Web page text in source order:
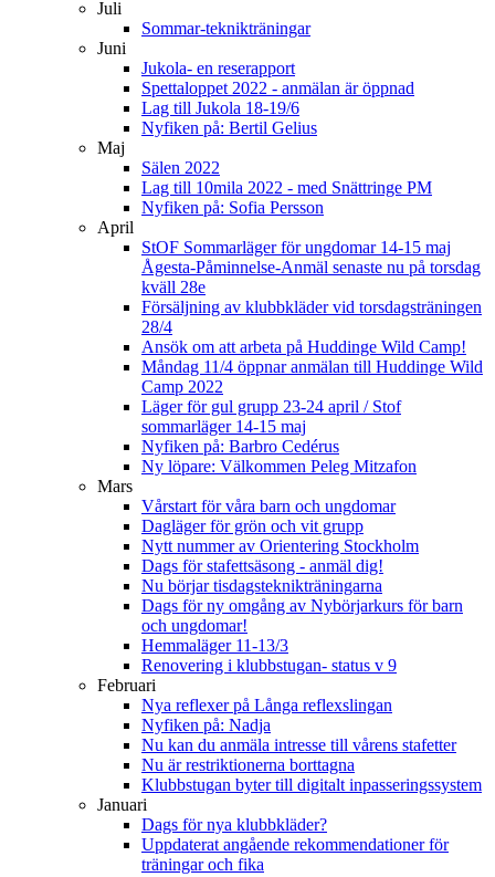
Juli
Sommar-teknikträningar
Juni
Jukola- en reserapport
Spettaloppet 2022 - anmälan är öppnad
Lag till Jukola 18-19/6
Nyfiken på: Bertil Gelius
Maj
Sälen 2022
Lag till 10mila 2022 - med Snättringe PM
Nyfiken på: Sofia Persson
April
StOF Sommarläger för ungdomar 14-15 maj
Ågesta-Påminnelse-Anmäl senaste nu på torsdag
kväll 28e
Försäljning av klubbkläder vid torsdagsträningen
28/4
Ansök om att arbeta på Huddinge Wild Camp!
Måndag 11/4 öppnar anmälan till Huddinge Wild
Camp 2022
Läger för gul grupp 23-24 april / Stof
sommarläger 14-15 maj
Nyfiken på: Barbro Cedérus
Ny löpare: Välkommen Peleg Mitzafon
Mars
Vårstart för våra barn och ungdomar
Dagläger för grön och vit grupp
Nytt nummer av Orientering Stockholm
Dags för stafettsäsong - anmäl dig!
Nu börjar tisdagsteknikträningarna
Dags för ny omgång av Nybörjarkurs för barn
och ungdomar!
Hemmaläger 11-13/3
Renovering i klubbstugan- status v 9
Februari
Nya reflexer på Långa reflexslingan
Nyfiken på: Nadja
Nu kan du anmäla intresse till vårens stafetter
Nu är restriktionerna borttagna
Klubbstugan byter till digitalt inpasseringssystem
Januari
Dags för nya klubbkläder?
Uppdaterat angående rekommendationer för
träningar och fika